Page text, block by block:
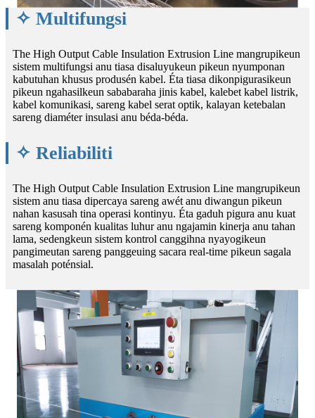
✧ Multifungsi
The High Output Cable Insulation Extrusion Line mangrupikeun
sistem multifungsi anu tiasa disaluyukeun pikeun nyumponan
kabutuhan khusus produsén kabel. Éta tiasa dikonpigurasikeun
pikeun ngahasilkeun sababaraha jinis kabel, kalebet kabel listrik,
kabel komunikasi, sareng kabel serat optik, kalayan ketebalan
sareng diaméter insulasi anu béda-béda.
✧ Reliabiliti
The High Output Cable Insulation Extrusion Line mangrupikeun
sistem anu tiasa dipercaya sareng awét anu diwangun pikeun
nahan kasusah tina operasi kontinyu. Éta gaduh pigura anu kuat
sareng komponén kualitas luhur anu ngajamin kinerja anu tahan
lama, sedengkeun sistem kontrol canggihna nyayogikeun
pangimeutan sareng panggeuing sacara real-time pikeun sagala
masalah poténsial.